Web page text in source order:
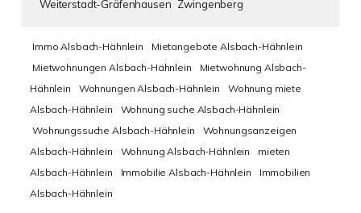
Weiterstadt-Gräfenhausen Zwingenberg
Immo Alsbach-Hähnlein
Mietangebote Alsbach-Hähnlein
Mietwohnungen Alsbach-Hähnlein
Mietwohnung Alsbach-
Hähnlein
Wohnungen Alsbach-Hähnlein
Wohnung miete
Alsbach-Hähnlein
Wohnung suche Alsbach-Hähnlein
Wohnungssuche Alsbach-Hähnlein
Wohnungsanzeigen
Alsbach-Hähnlein
Wohnung Alsbach-Hähnlein
mieten
Alsbach-Hähnlein
Immobilie Alsbach-Hähnlein
Immobilien
Alsbach-Hähnlein